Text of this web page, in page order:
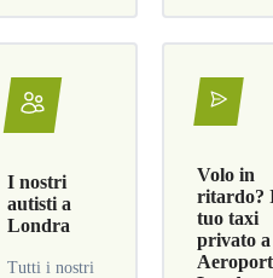
I nostri
autisti a
Londra
Tutti i nostri
Volo in
ritardo?
tuo taxi
privato a